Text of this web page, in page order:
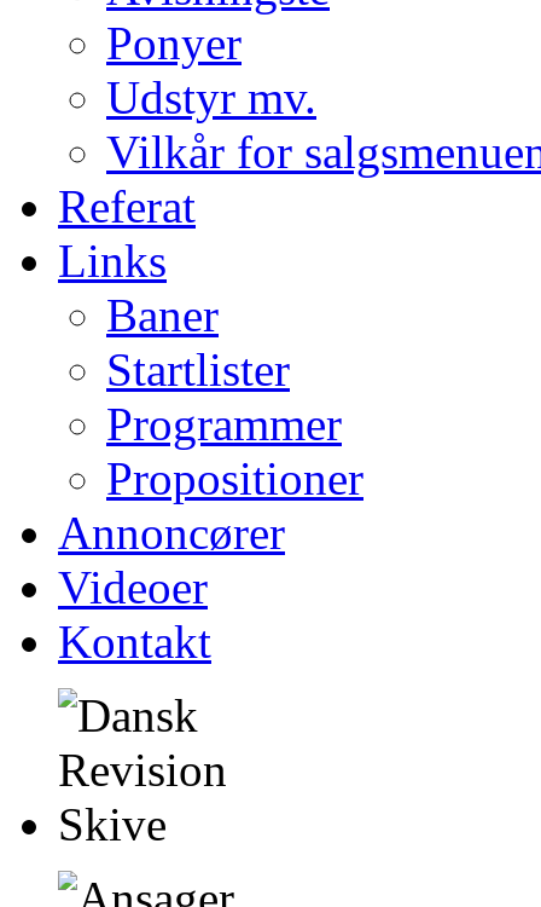
Ponyer
Udstyr mv.
Vilkår for
Referat
Links
Baner
Startlister
Programmer
Propositioner
Annoncører
Videoer
Kontakt